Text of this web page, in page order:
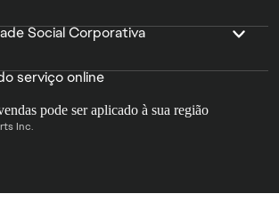
Social Corporativa
serviço online
pode ser aplicado à sua região
Inc.